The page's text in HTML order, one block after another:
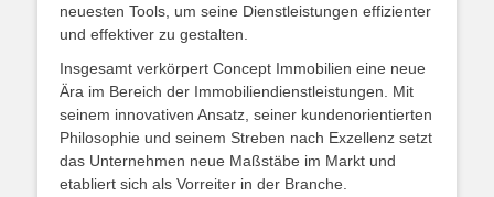
neuesten Tools, um seine Dienstleistungen effizienter
und effektiver zu gestalten.
Insgesamt verkörpert Concept Immobilien eine neue
Ära im Bereich der Immobiliendienstleistungen. Mit
seinem innovativen Ansatz, seiner kundenorientierten
Philosophie und seinem Streben nach Exzellenz setzt
das Unternehmen neue Maßstäbe im Markt und
etabliert sich als Vorreiter in der Branche.